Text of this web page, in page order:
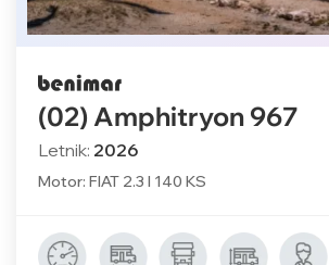
(02) Amphitryon 967
Letnik: 2026
Motor: FIAT 2.3 l 140 KS